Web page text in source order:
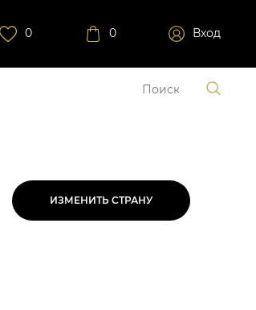
0 0 Вход
ИЗМЕНИТЬ СТРАНУ